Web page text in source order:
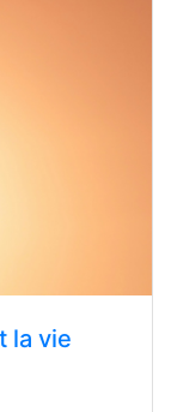
la vie